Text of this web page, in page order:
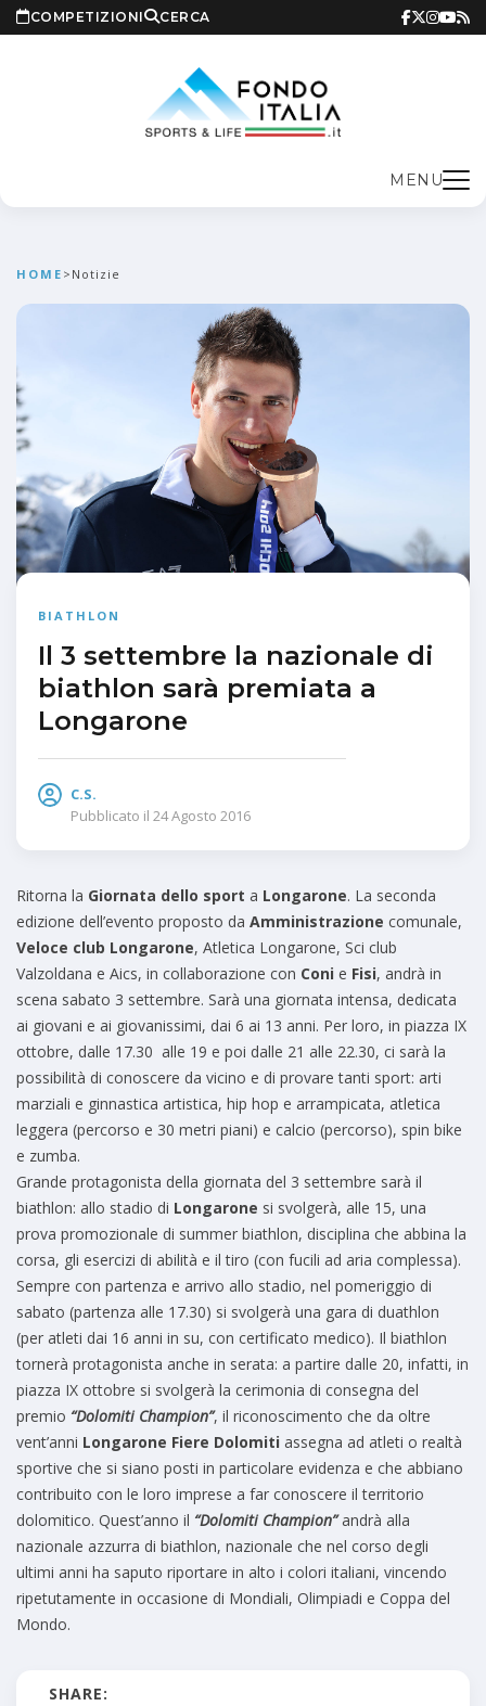
COMPETIZIONI CERCA
MENU
HOME > Notizie
BIATHLON
Il 3 settembre la nazionale di
biathlon sarà premiata a
Longarone
C.S.
Pubblicato il 24 Agosto 2016
Ritorna la Giornata dello sport a Longarone. La seconda
edizione dell’evento proposto da Amministrazione comunale,
Veloce club Longarone, Atletica Longarone, Sci club
Valzoldana e Aics, in collaborazione con Coni e Fisi, andrà in
scena sabato 3 settembre. Sarà una giornata intensa, dedicata
ai giovani e ai giovanissimi, dai 6 ai 13 anni. Per loro, in piazza IX
ottobre, dalle 17.30 alle 19 e poi dalle 21 alle 22.30, ci sarà la
possibilità di conoscere da vicino e di provare tanti sport: arti
marziali e ginnastica artistica, hip hop e arrampicata, atletica
leggera (percorso e 30 metri piani) e calcio (percorso), spin bike
e zumba.
Grande protagonista della giornata del 3 settembre sarà il
biathlon: allo stadio di Longarone si svolgerà, alle 15, una
prova promozionale di summer biathlon, disciplina che abbina la
corsa, gli esercizi di abilità e il tiro (con fucili ad aria complessa).
Sempre con partenza e arrivo allo stadio, nel pomeriggio di
sabato (partenza alle 17.30) si svolgerà una gara di duathlon
(per atleti dai 16 anni in su, con certificato medico). Il biathlon
tornerà protagonista anche in serata: a partire dalle 20, infatti, in
piazza IX ottobre si svolgerà la cerimonia di consegna del
premio “Dolomiti Champion”, il riconoscimento che da oltre
vent’anni Longarone Fiere Dolomiti assegna ad atleti o realtà
sportive che si siano posti in particolare evidenza e che abbiano
contribuito con le loro imprese a far conoscere il territorio
dolomitico. Quest’anno il “Dolomiti Champion”andrà alla
nazionale azzurra di biathlon, nazionale che nel corso degli
ultimi anni ha saputo riportare in alto i colori italiani, vincendo
ripetutamente in occasione di Mondiali, Olimpiadi e Coppa del
Mondo.
SHARE: